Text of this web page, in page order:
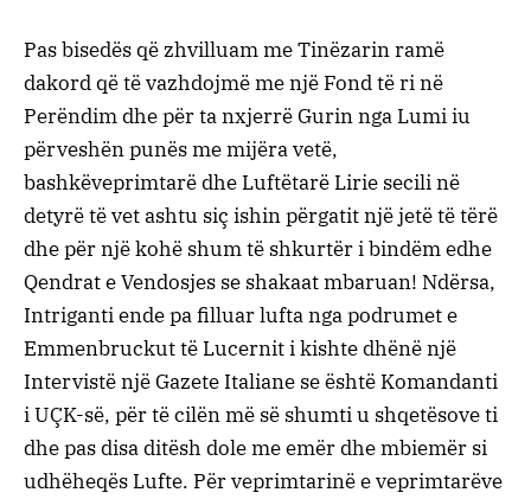
Pas bisedës që zhvilluam me Tinëzarin ramë
dakord që të vazhdojmë me një Fond të ri në
Perëndim dhe për ta nxjerrë Gurin nga Lumi iu
përveshën punës me mijëra vetë,
bashkëveprimtarë dhe Luftëtarë Lirie secili në
detyrë të vet ashtu siç ishin përgatit një jetë të tërë
dhe për një kohë shum të shkurtër i bindëm edhe
Qendrat e Vendosjes se shakaat mbaruan! Ndërsa,
Intriganti ende pa filluar lufta nga podrumet e
Emmenbruckut të Lucernit i kishte dhënë një
Intervistë një Gazete Italiane se është Komandanti
i UÇK-së, për të cilën më së shumti u shqetësove ti
dhe pas disa ditësh dole me emër dhe mbiemër si
udhëheqës Lufte. Për veprimtarinë e veprimtarëve